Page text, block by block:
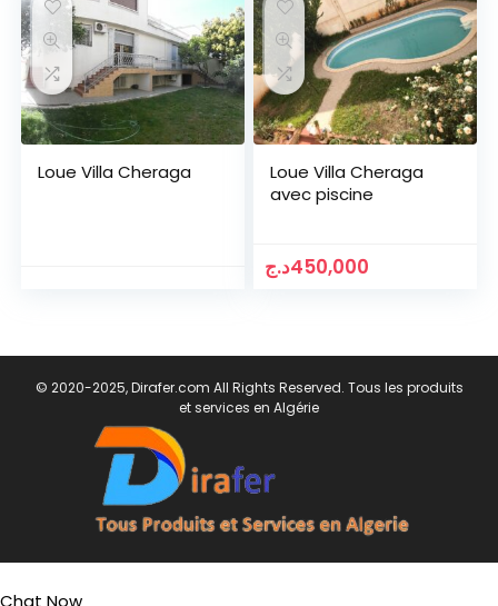
Loue Villa Cheraga
Loue Villa Cheraga
avec piscine
450,000د.ج
© 2020-2025, Dirafer.com All Rights Reserved. Tous les produits
et services en Algérie
Chat Now